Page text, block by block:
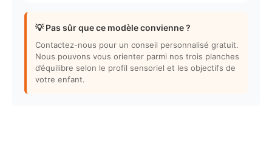
💡 Pas sûr que ce modèle convienne ?
Contactez-nous pour un conseil personnalisé gratuit.
Nous pouvons vous orienter parmi nos trois planches
d’équilibre selon le profil sensoriel et les objectifs de
votre enfant.